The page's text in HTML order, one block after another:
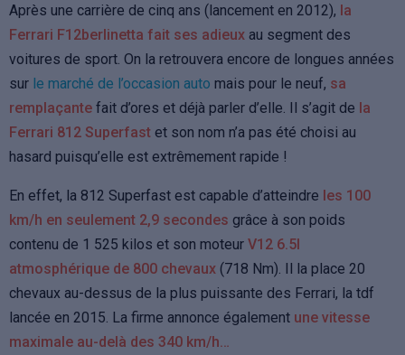
Après une carrière de cinq ans (lancement en 2012), la
Ferrari F12berlinetta fait ses adieux au segment des
voitures de sport. On la retrouvera encore de longues années
sur le marché de l’occasion auto mais pour le neuf, sa
remplaçante fait d’ores et déjà parler d’elle. Il s’agit de la
Ferrari 812 Superfast et son nom n’a pas été choisi au
hasard puisqu’elle est extrêmement rapide !
En effet, la 812 Superfast est capable d’atteindre les 100
km/h en seulement 2,9 secondes grâce à son poids
contenu de 1 525 kilos et son moteur V12 6.5l
atmosphérique de 800 chevaux (718 Nm). Il la place 20
chevaux au-dessus de la plus puissante des Ferrari, la tdf
lancée en 2015. La firme annonce également une vitesse
maximale au-delà des 340 km/h…